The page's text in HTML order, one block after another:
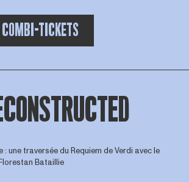
COMBI-TICKETS
une traversée du Requiem de Verdi avec le
Bataillie